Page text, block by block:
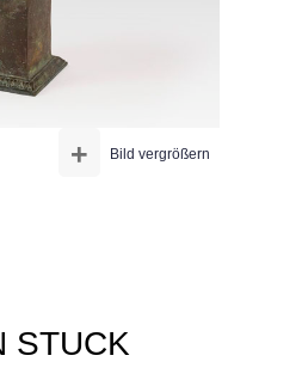
Bild vergrößern
+
STUCK